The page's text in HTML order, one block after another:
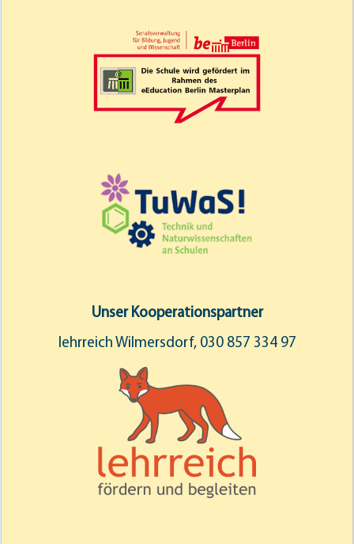
Unser Kooperationspartner
lehrreich Wilmersdorf, 030 857 334 97